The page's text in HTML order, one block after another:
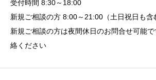
受付時間 8:30～18:00
新規ご相談の方 8:00～21:00（土日祝日も含
新規ご相談の方は夜間休日のお問合せ可能
絡ください